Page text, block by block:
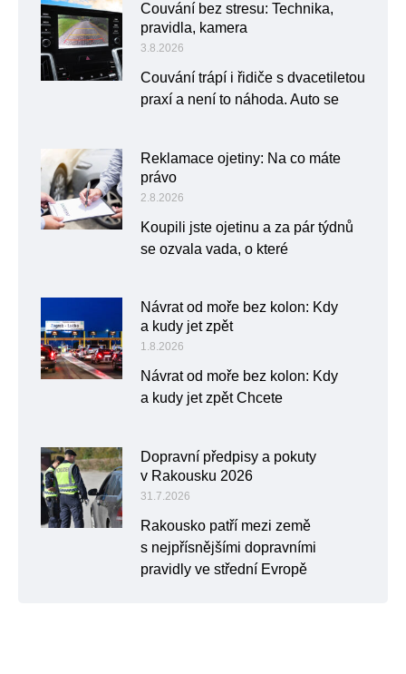
Couvání bez stresu: Technika,
pravidla, kamera
3.8.2026
Couvání trápí i řidiče s dvacetiletou
praxí a není to náhoda. Auto se
Reklamace ojetiny: Na co máte
právo
2.8.2026
Koupili jste ojetinu a za pár týdnů
se ozvala vada, o které
Návrat od moře bez kolon: Kdy
a kudy jet zpět
1.8.2026
Návrat od moře bez kolon: Kdy
a kudy jet zpět Chcete
Dopravní předpisy a pokuty
v Rakousku 2026
31.7.2026
Rakousko patří mezi země
s nejpřísnějšími dopravními
pravidly ve střední Evropě